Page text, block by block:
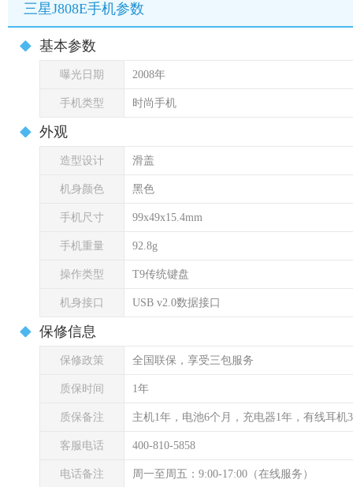
三星J808E手机参数
基本参数
曝光日期 2008年
手机类型 时尚手机
外观
造型设计 滑盖
机身颜色 黑色
手机尺寸 99x49x15.4mm
手机重量 92.8g
操作类型 T9传统键盘
机身接口 USB v2.0数据接口
保修信息
保修政策 全国联保，享受三包服务
质保时间 1年
质保备注 主机1年，电池6个月，充电器1年，有线耳机
客服电话 400-810-5858
电话备注 周一至周五：9:00-17:00（在线服务）